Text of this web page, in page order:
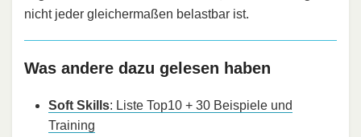
nicht jeder gleichermaßen belastbar ist.
Was andere dazu gelesen haben
Soft Skills: Liste Top10 + 30 Beispiele und
Training